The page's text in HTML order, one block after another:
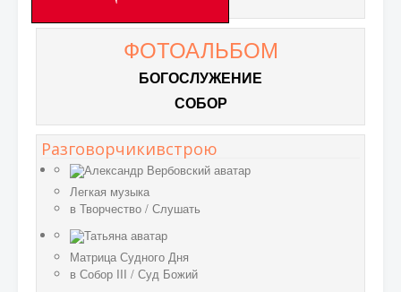
ФОТОАЛЬБОМ
БОГОСЛУЖЕНИЕ
СОБОР
Разговорчикивстрою
Легкая музыка
в Творчество / Слушать
Матрица Судного Дня
в Собор III / Суд Божий